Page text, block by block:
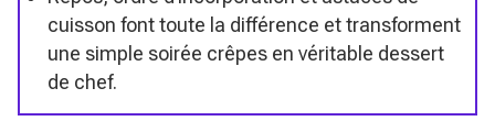
cuisson font toute la différence et transforment
une simple soirée crêpes en véritable dessert
de chef.